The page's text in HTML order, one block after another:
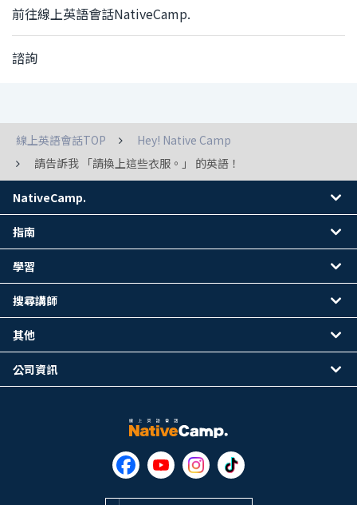
前往線上英語會話NativeCamp.
諮詢
線上英語會話TOP
Hey! Native Camp
請告訴我 「請換上這些衣服。」 的英語！
NativeCamp.
指南
學習
搜尋講師
其他
公司資訊